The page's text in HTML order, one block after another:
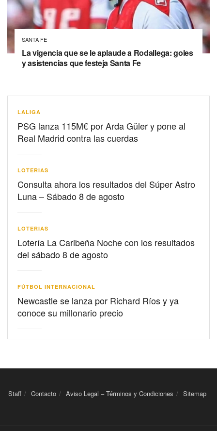
SANTA FE
La vigencia que se le aplaude a Rodallega: goles
y asistencias que festeja Santa Fe
LALIGA
PSG lanza 115M€ por Arda Güler y pone al
Real Madrid contra las cuerdas
LOTERIAS
Consulta ahora los resultados del Súper Astro
Luna – Sábado 8 de agosto
LOTERIAS
Lotería La Caribeña Noche con los resultados
del sábado 8 de agosto
FÚTBOL INTERNACIONAL
Newcastle se lanza por Richard Ríos y ya
conoce su millonario precio
Staff Contacto Aviso Legal – Términos y Condiciones Sitemap